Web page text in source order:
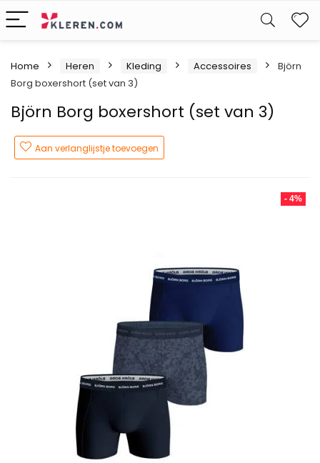
Home Heren Kleding Accessoires
Björn
Borg boxershort (set van 3)
Björn Borg boxershort (set van 3)
Aan verlanglijstje toevoegen
- 4%